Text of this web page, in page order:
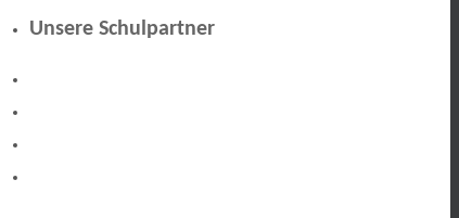
Unsere Schulpartner